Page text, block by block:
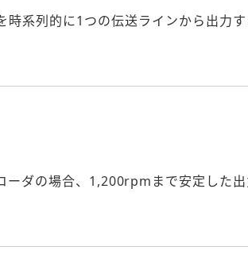
系列的に1つの伝送ラインから出力す
ダの場合、1,200rpmまで安定した出